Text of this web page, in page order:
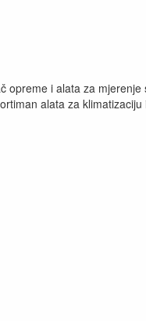
opreme i alata za
alata za